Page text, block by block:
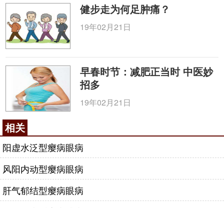
健步走为何足肿痛？
19年02月21日
早春时节：减肥正当时 中医妙
招多
19年02月21日
相关
阳虚水泛型瘿病眼病
风阳内动型瘿病眼病
肝气郁结型瘿病眼病